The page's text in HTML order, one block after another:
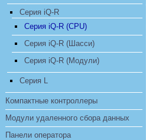
Серия iQ-R
Серия iQ-R (CPU)
Серия iQ-R (Шасси)
Серия iQ-R (Модули)
Серия L
Компактные контроллеры
Модули удаленного сбора данных
Панели оператора